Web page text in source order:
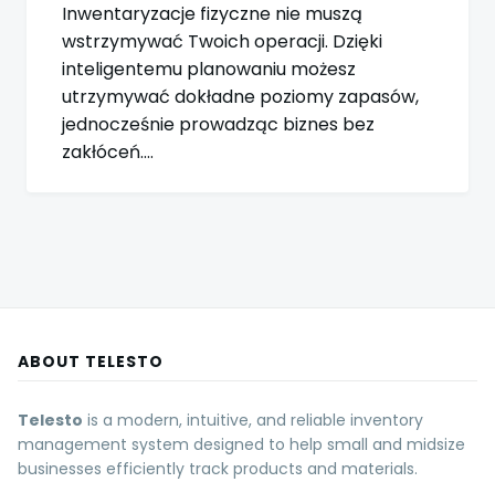
Inwentaryzacje fizyczne nie muszą
wstrzymywać Twoich operacji. Dzięki
inteligentemu planowaniu możesz
utrzymywać dokładne poziomy zapasów,
jednocześnie prowadząc biznes bez
zakłóceń.…
ABOUT TELESTO
Telesto is a modern, intuitive, and reliable inventory
management system designed to help small and midsize
businesses efficiently track products and materials.